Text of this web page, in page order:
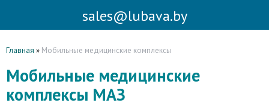
sales@lubava.by
Главная » Мобильные медицинские комплексы
Мобильные медицинские
комплексы МАЗ